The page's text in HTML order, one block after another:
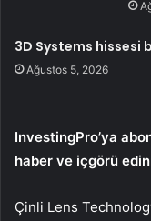
3D Systems hissesi
Ağustos 5, 2026
InvestingPro’ya
haber ve içgörü
Çinli Lens